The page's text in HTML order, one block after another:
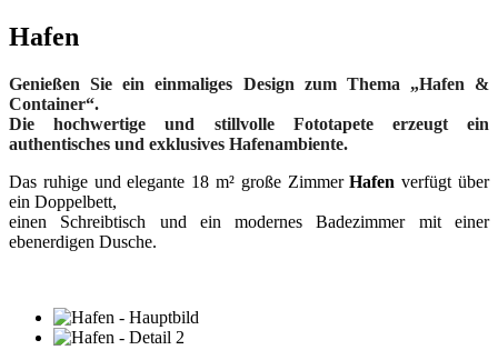
Hafen
Genießen Sie ein einmaliges Design zum Thema „Hafen &
Container“.
Die hochwertige und stillvolle Fototapete erzeugt ein
authentisches und exklusives Hafenambiente.
Das ruhige und elegante 18 m² große ZimmerHafenverfügt über
ein Doppelbett,
einen Schreibtisch und ein modernes Badezimmer mit einer
ebenerdigen Dusche.